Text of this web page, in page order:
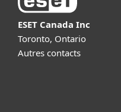
ESET Canada Inc
Toronto, Ontario
Autres contacts